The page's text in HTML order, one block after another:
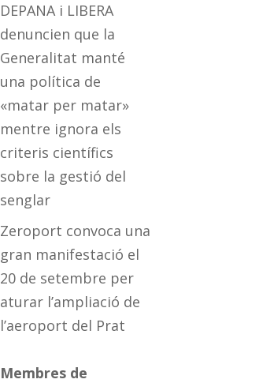
DEPANA i LIBERA
denuncien que la
Generalitat manté
una política de
«matar per matar»
mentre ignora els
criteris científics
sobre la gestió del
senglar
Zeroport convoca una
gran manifestació el
20 de setembre per
aturar l’ampliació de
l’aeroport del Prat
Membres de